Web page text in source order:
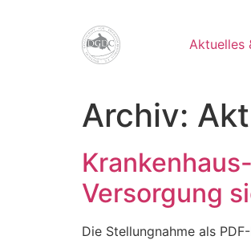
Aktuelles
Archiv:
Versorgung
Die Stellungnahme als